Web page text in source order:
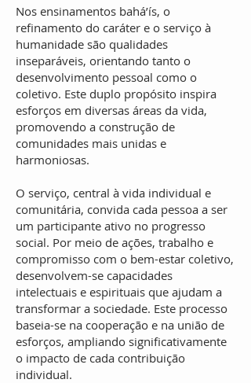
Nos ensinamentos bahá’ís, o
refinamento do caráter e o serviço à
humanidade são qualidades
inseparáveis, orientando tanto o
desenvolvimento pessoal como o
coletivo. Este duplo propósito inspira
esforços em diversas áreas da vida,
promovendo a construção de
comunidades mais unidas e
harmoniosas.
O serviço, central à vida individual e
comunitária, convida cada pessoa a ser
um participante ativo no progresso
social. Por meio de ações, trabalho e
compromisso com o bem-estar coletivo,
desenvolvem-se capacidades
intelectuais e espirituais que ajudam a
transformar a sociedade. Este processo
baseia-se na cooperação e na união de
esforços, ampliando significativamente
o impacto de cada contribuição
individual.